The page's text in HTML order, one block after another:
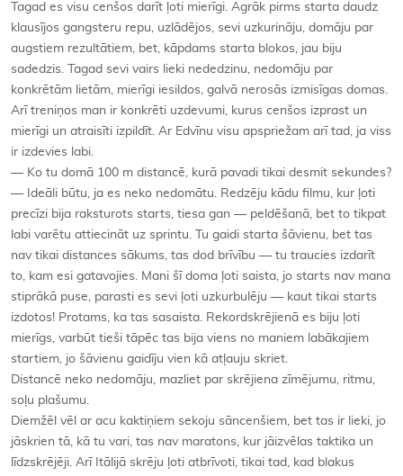
Tagad es visu cenšos darīt ļoti mierīgi. Agrāk pirms starta daudz
klausījos gangsteru repu, uzlādējos, sevi uzkurināju, domāju par
augstiem rezultātiem, bet, kāpdams starta blokos, jau biju
sadedzis. Tagad sevi vairs lieki nededzinu, nedomāju par
konkrētām lietām, mierīgi iesildos, galvā nerosās izmisīgas domas.
Arī treniņos man ir konkrēti uzdevumi, kurus cenšos izprast un
mierīgi un atraisīti izpildīt. Ar Edvīnu visu apspriežam arī tad, ja viss
ir izdevies labi.
— Ko tu domā 100 m distancē, kurā pavadi tikai desmit sekundes?
— Ideāli būtu, ja es neko nedomātu. Redzēju kādu filmu, kur ļoti
precīzi bija raksturots starts, tiesa gan — peldēšanā, bet to tikpat
labi varētu attiecināt uz sprintu. Tu gaidi starta šāvienu, bet tas
nav tikai distances sākums, tas dod brīvību — tu traucies izdarīt
to, kam esi gatavojies. Mani šī doma ļoti saista, jo starts nav mana
stiprākā puse, parasti es sevi ļoti uzkurbulēju — kaut tikai starts
izdotos! Protams, ka tas sasaista. Rekordskrējienā es biju ļoti
mierīgs, varbūt tieši tāpēc tas bija viens no maniem labākajiem
startiem, jo šāvienu gaidīju vien kā atļauju skriet.
Distancē neko nedomāju, mazliet par skrējiena zīmējumu, ritmu,
soļu plašumu.
Diemžēl vēl ar acu kaktiņiem sekoju sāncenšiem, bet tas ir lieki, jo
jāskrien tā, kā tu vari, tas nav maratons, kur jāizvēlas taktika un
līdzskrējēji. Arī Itālijā skrēju ļoti atbrīvoti, tikai tad, kad blakus